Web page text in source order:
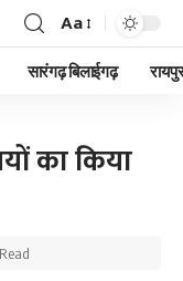
Aa
सारंगढ़ बिलाईगढ़
का किया